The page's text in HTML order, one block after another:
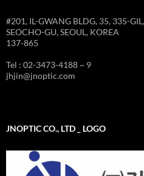
#201, IL-GWANG BLDG, 35, 335-
SEOCHO-GU, SEOUL, KOREA
137-865
Tel : 02-3473-4188 ~ 9
jhjin@jnoptic.com
JNOPTIC CO., LTD _ LOGO